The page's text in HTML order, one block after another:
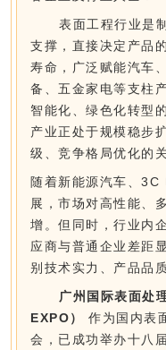
表面工程行业是
支撑，直接决定产品
寿命，广泛赋能汽车
备、五金家电等支柱
智能化、绿色化转型
产业正处于规模稳步
级、竞争格局优化的
随着新能源汽车、3C
展，市场对高性能、
增。但同时，行业内
应商与普通企业差距
别技术实力、产品品
广州国际表面处
EXPO）
作为国内表
会，已成功举办十八